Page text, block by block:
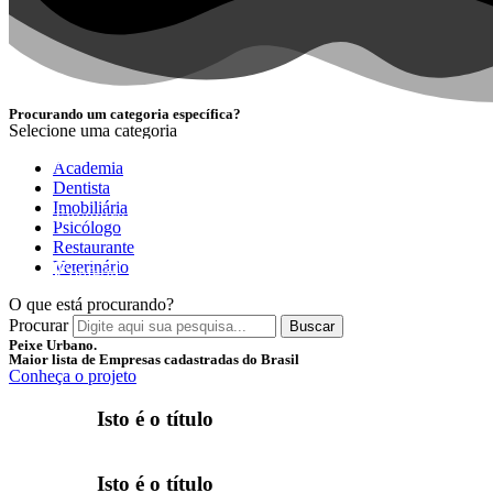
NOVIDADE
Encontre as melhores empresas separadas por
Conferir
Procurando um categoria específica?
Selecione uma categoria
Academia
Dentista
Imobiliária
Psicólogo
Restaurante
Veterinário
O que está procurando?
Procurar
Buscar
Peixe Urbano.
Maior lista de Empresas cadastradas do Brasil
Conheça o projeto
Isto é o título
Isto é o título